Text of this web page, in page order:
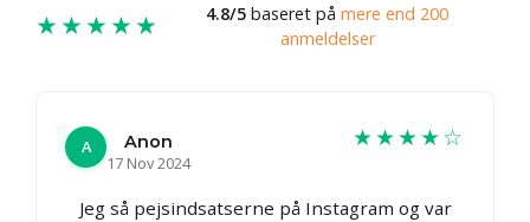
★★★★★ 4.8/5 baseret på mere end 200
anmeldelser
A
Anon
17 Nov 2024
★★★★☆
Jeg så pejsindsatserne på Instagram og var